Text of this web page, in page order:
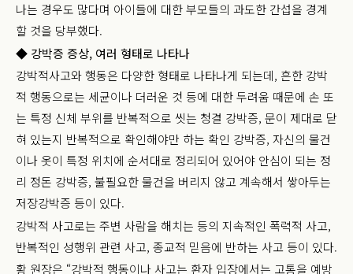
나는 경우도 많다며 아이들에 대한 부모들의 과도한 간섭을 경계
할 것을 당부했다.
◆ 강박증 증상, 여러 형태로 나타나
강박적사고와 행동은 다양한 형태로 나타나게 되는데, 흔한 강박
적 행동으로는 세균이나 더러운 것 등에 대한 두려움 때문에 손 또
는 특정 신체 부위를 반복적으로 씻는 청결 강박증, 문이 제대로 닫
혀 있는지 반복적으로 확인해야만 하는 확인 강박증, 자신의 물건
이나 옷이 특정 위치에 순서대로 정리되어 있어야 안심이 되는 정
리 정돈 강박증, 불필요한 물건을 버리지 않고 계속해서 쌓아두는
저장강박증 등이 있다.
강박적 사고로는 주변 사람을 해치는 등의 지속적인 폭력적 사고,
반복적인 성행위 관련 사고, 종교적 믿음에 반하는 사고 등이 있다.
황 원장은 “강박적 행동이나 사고는 환자 입장에서는 고통을 예방